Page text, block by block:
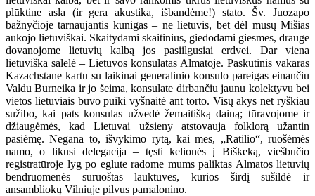
plūktine asla (ir gera akustika, išbandėme!) stato. Šv. Juozapo
bažnyčioje tarnaujantis kunigas – ne lietuvis, bet dėl mūsų Mišias
aukojo lietuviškai. Skaitydami skaitinius, giedodami giesmes, drauge
dovanojome lietuvių kalbą jos pasiilgusiai erdvei. Dar viena
lietuviška salelė – Lietuvos konsulatas Almatoje. Paskutinis vakaras
Kazachstane kartu su laikinai generalinio konsulo pareigas einančiu
Valdu Burneika ir jo šeima, konsulate dirbančiu jaunu kolektyvu bei
vietos lietuviais buvo puiki vyšnaitė ant torto. Visų akys net ryškiau
sužibo, kai pats konsulas užvedė žemaitišką dainą; tūravojome ir
džiaugėmės, kad Lietuvai užsieny atstovauja folklorą užantin
pasiėmę. Negana to, išvykimo rytą, kai mes, „Ratilio“, ruošėmės
namo, o likusi delegacija – tęsti kelionės į Biškeką, viešbučio
registratūroje lyg po eglute radome mums paliktas Almatos lietuvių
bendruomenės suruoštas lauktuves, kurios širdį sušildė ir
ansambliokų Vilniuje pilvus pamalonino.